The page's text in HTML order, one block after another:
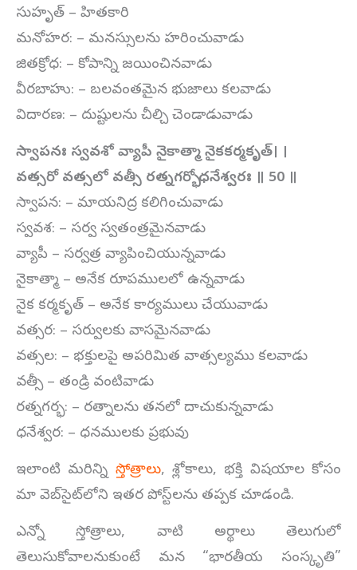
సుహృత్ – హితకారి
మనోహర: – మనస్సులను హరించువాడు
జితక్రోధ: – కోపాన్ని జయించినవాడు
వీరబాహు: – బలవంతమైన భుజాలు కలవాడు
విదారణ: – దుష్టులను చీల్చి చెండాడువాడు
స్వాపనః స్వవశో వ్యాపీ నైకాత్మా నైకకర్మకృత్। ।
వత్సరో వత్సలో వత్సీ రత్నగర్భో ధనేశ్వరః ॥ 50 ॥
స్వాపన: – మాయనిద్ర కలిగించువాడు
స్వవశ: – సర్వ స్వతంత్రమైనవాడు
వ్యాపీ – సర్వత్ర వ్యాపించియున్నవాడు
నైకాత్మా – అనేక రూపములలో ఉన్నవాడు
నైక కర్మకృత్ – అనేక కార్యములు చేయువాడు
వత్సర: – సర్వులకు వాసమైనవాడు
వత్సల: – భక్తులపై అపరిమిత వాత్సల్యము కలవాడు
వత్సీ – తండ్రి వంటివాడు
రత్నగర్భ: – రత్నాలను తనలో దాచుకున్నవాడు
ధనేశ్వర: – ధనములకు ప్రభువు
ఇలాంటి మరిన్ని స్తోత్రాలు, శ్లోకాలు, భక్తి విషయాల కోసం
మా వెబ్‌సైట్‌లోని ఇతర పోస్ట్‌లను తప్పక చూడండి.
ఎన్నో స్తోత్రాలు, వాటి అర్థాలు తెలుగులో
తెలుసుకోవాలనుకుంటే మన “భారతీయ సంస్కృతి”